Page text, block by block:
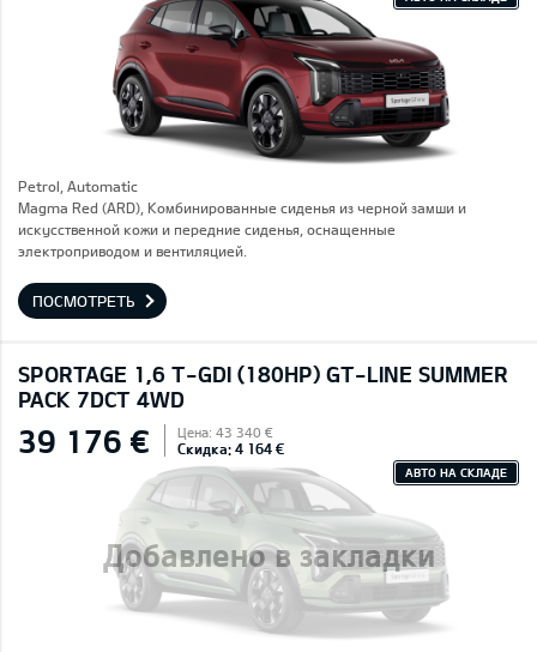
Petrol, Automatic
Magma Red (ARD), Комбинированные сиденья из черной замши и
искусственной кожи и передние сиденья, оснащенные
электроприводом и вентиляцией.
ПОСМОТРЕТЬ
SPORTAGE 1,6 T-GDI (180HP) GT-LINE SUMMER
PACK 7DCT 4WD
Добавлено в закладки
39 176 € Цена: 43 340 €
Скидка: 4 164 €
АВТО НА СКЛАДЕ